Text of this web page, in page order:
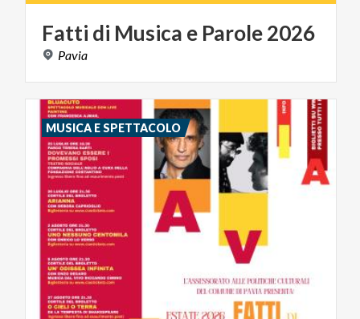
Fatti di Musica e Parole2026
Pavia
MUSICA E SPETTACOLO